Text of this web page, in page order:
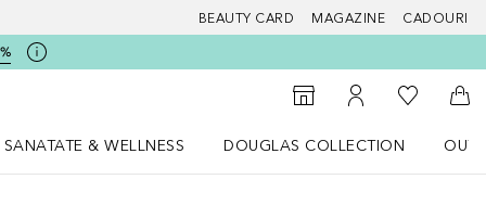
BEAUTY CARD MAGAZINE CADOURI
Către Găsire magazin
Către Contul meu
Către
SANATATE & WELLNESS
DOUGLAS COLLECTION